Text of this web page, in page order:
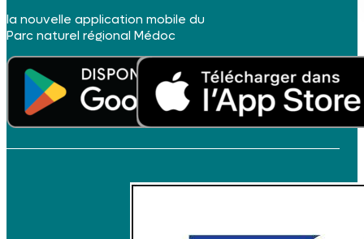
la nouvelle application mobile du
Parc naturel régional Médoc